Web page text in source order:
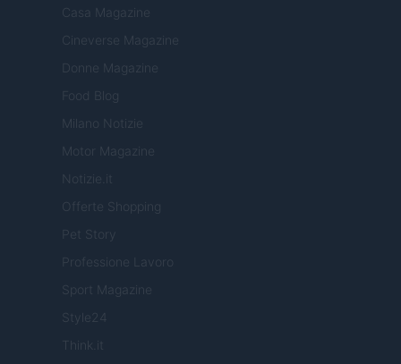
Casa Magazine
Cineverse Magazine
Donne Magazine
Food Blog
Milano Notizie
Motor Magazine
Notizie.it
Offerte Shopping
Pet Story
Professione Lavoro
Sport Magazine
Style24
Think.it